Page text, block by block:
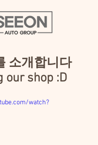
소개합니다
our shop :D
watch?